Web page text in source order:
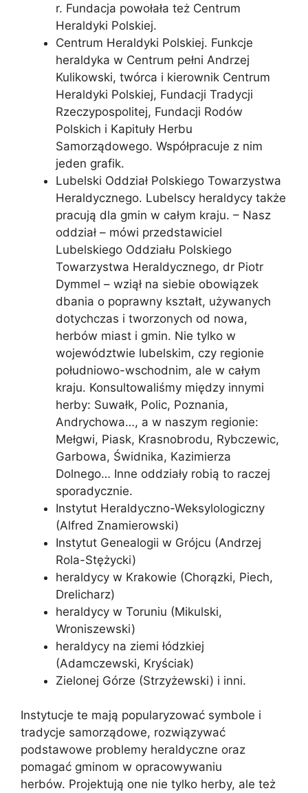
r. Fundacja powołała też Centrum
Heraldyki Polskiej.
Centrum Heraldyki Polskiej. Funkcje
heraldyka w Centrum pełni Andrzej
Kulikowski, twórca i kierownik Centrum
Heraldyki Polskiej, Fundacji Tradycji
Rzeczypospolitej, Fundacji Rodów
Polskich i Kapituły Herbu
Samorządowego. Współpracuje z nim
jeden grafik.
Lubelski Oddział Polskiego Towarzystwa
Heraldycznego. Lubelscy heraldycy także
pracują dla gmin w całym kraju. – Nasz
oddział – mówi przedstawiciel
Lubelskiego Oddziału Polskiego
Towarzystwa Heraldycznego, dr Piotr
Dymmel – wziął na siebie obowiązek
dbania o poprawny kształt, używanych
dotychczas i tworzonych od nowa,
herbów miast i gmin. Nie tylko w
województwie lubelskim, czy regionie
południowo-wschodnim, ale w całym
kraju. Konsultowaliśmy między innymi
herby: Suwałk, Polic, Poznania,
Andrychowa…, a w naszym regionie:
Mełgwi, Piask, Krasnobrodu, Rybczewic,
Garbowa, Świdnika, Kazimierza
Dolnego… Inne oddziały robią to raczej
sporadycznie.
Instytut Heraldyczno-Weksylologiczny
(Alfred Znamierowski)
Instytut Genealogii w Grójcu (Andrzej
Rola-Stężycki)
heraldycy w Krakowie (Chorązki, Piech,
Drelicharz)
heraldycy w Toruniu (Mikulski,
Wroniszewski)
heraldycy na ziemi łódzkiej
(Adamczewski, Kryściak)
Zielonej Górze (Strzyżewski) i inni.
Instytucje te mają popularyzować symbole i
tradycje samorządowe, rozwiązywać
podstawowe problemy heraldyczne oraz
pomagać gminom w opracowywaniu
herbów. Projektują one nie tylko herby, ale też